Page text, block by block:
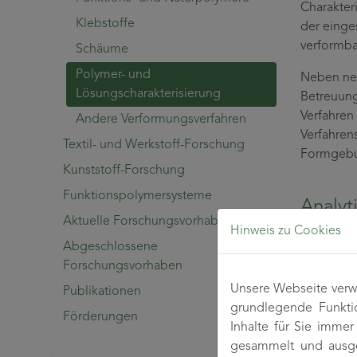
der
Neben
Klebstoffe
Schäume
Polymer- und
Lösungscharakterisierung
Andere Verformungsverfahren
Textil- und Werkstoff-Forschung
Kunststoff-Forschung
Funktionspolymersysteme
Aktuelle Forschungsvorhaben
Abgeschlossene
Forschungsvorhaben
Publikationen
Förderungen
Hinweis zu Cookies
Unsere Webseite
grundlegende
Inhalte für Sie
gesammelt und